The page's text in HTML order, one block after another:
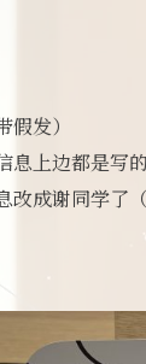
发）
息上边都是写
改成谢同学了